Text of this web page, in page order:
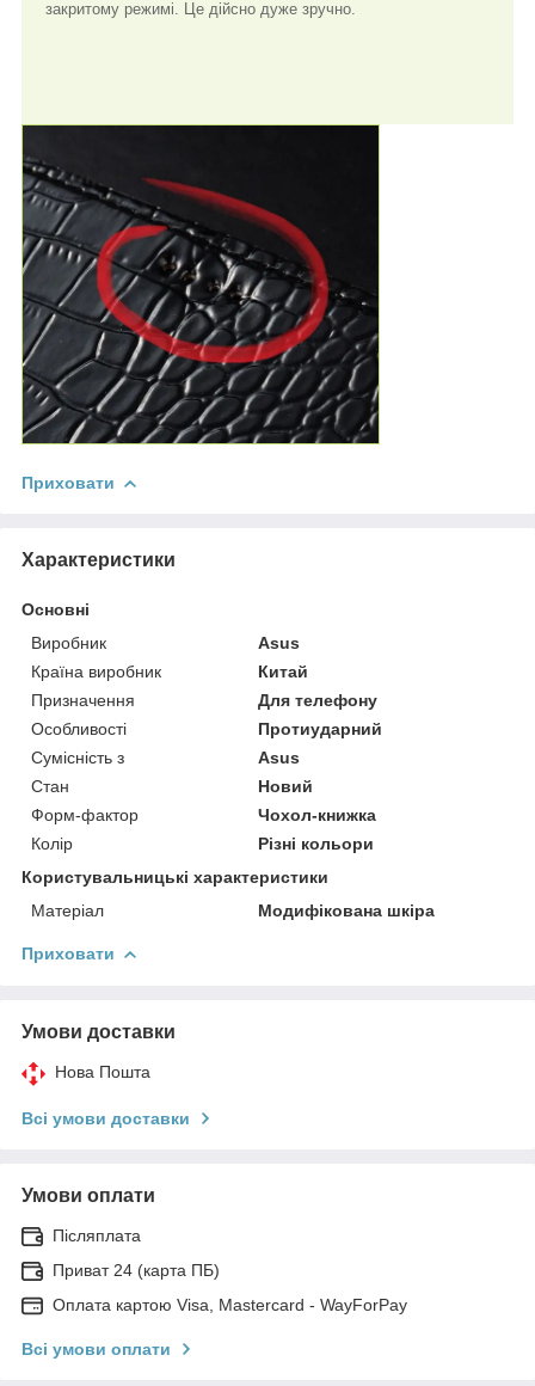
закритому режимі. Це дійсно дуже зручно.
Приховати
Характеристики
Основні
Виробник
Asus
Країна виробник
Китай
Призначення
Для телефону
Особливості
Протиударний
Сумісність з
Asus
Стан
Новий
Форм-фактор
Чохол-книжка
Колір
Різні кольори
Користувальницькі характеристики
Матеріал
Модифікована шкіра
Приховати
Умови доставки
Нова Пошта
Всі умови доставки
Умови оплати
Післяплата
Приват 24 (карта ПБ)
Оплата картою Visa, Mastercard - WayForPay
Всі умови оплати